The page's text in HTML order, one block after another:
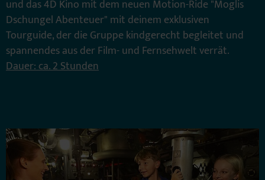
und das 4D Kino mit dem neuen Motion-Ride "Moglis
Dschungel Abenteuer" mit deinem exklusiven
Tourguide, der die Gruppe kindgerecht begleitet und
spannendes aus der Film- und Fernsehwelt verrät.
Dauer: ca. 2 Stunden